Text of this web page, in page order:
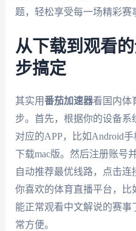
题，轻松享受每一场精彩赛
从下载到观看
步搞定
其实用番茄加速器看国内体
步。首先，根据你的设备系
对应的APP，比如Android
下载mac版。然后注册账号
自动推荐最优线路，点击
你喜欢的体育直播平台，比
能正常观看中文解说的赛
常方便。